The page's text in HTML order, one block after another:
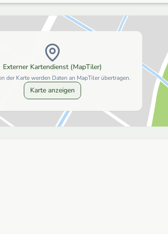
Externer Kartendienst (MapTiler)
der Karte werden Daten an MapTiler übertragen.
Karte anzeigen